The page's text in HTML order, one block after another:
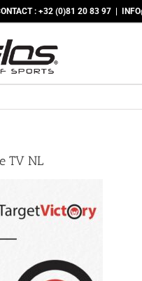
: +32 (0)81 20 83 97
TV NL